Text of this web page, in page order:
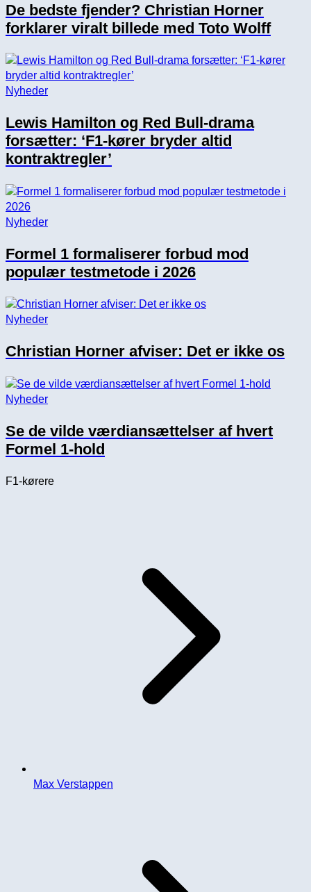
De bedste fjender? Christian Horner
forklarer viralt billede med Toto Wolff
Nyheder
Lewis Hamilton og Red Bull-drama
forsætter: ‘F1-kører bryder altid
kontraktregler’
Nyheder
Formel 1 formaliserer forbud mod
populær testmetode i 2026
Nyheder
Christian Horner afviser: Det er ikke os
Nyheder
Se de vilde værdiansættelser af hvert
Formel 1-hold
F1-kørere
Max Verstappen